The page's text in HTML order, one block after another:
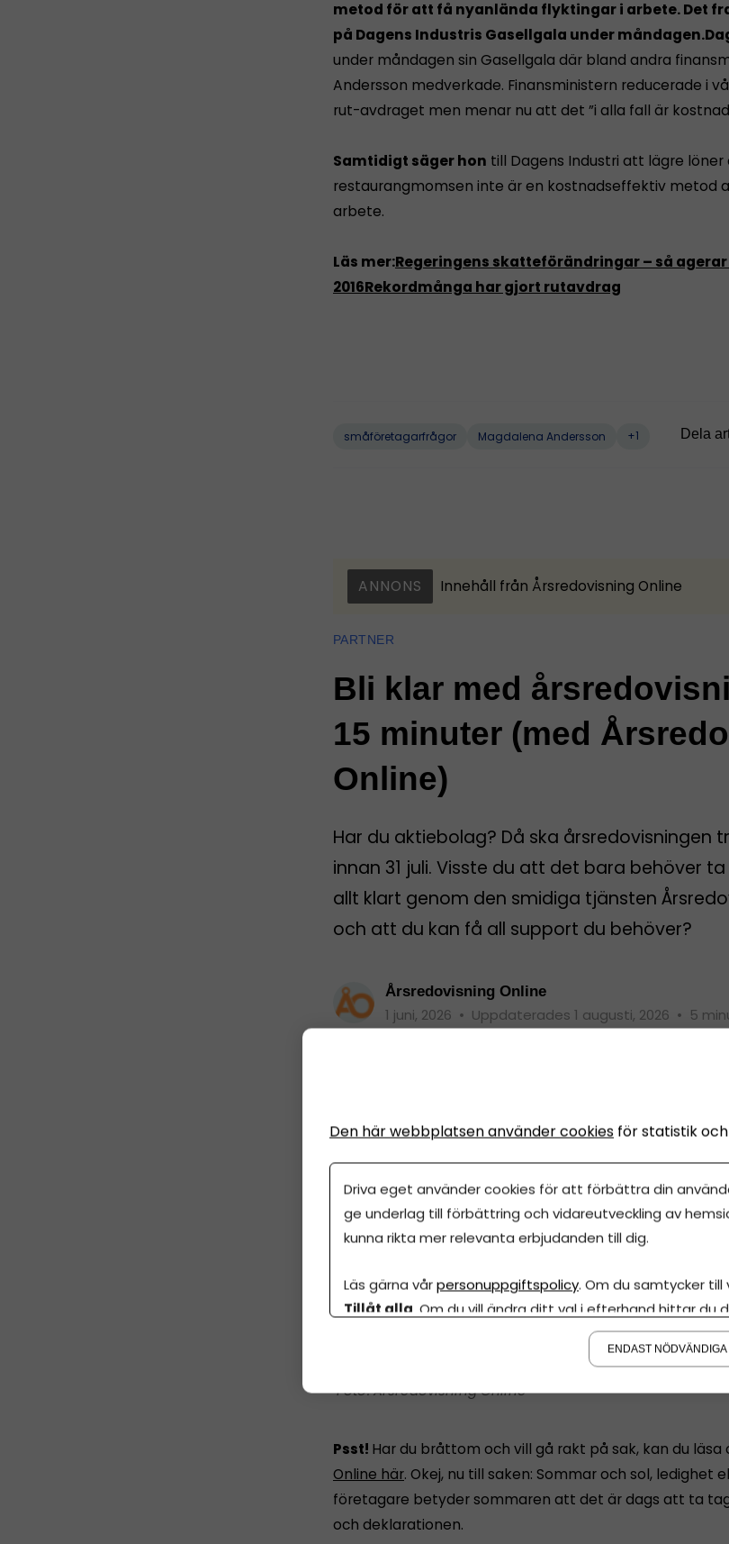
metod för att få nyanlända flyktingar i arbete. Det
på Dagens Industris Gasellgala under måndagen.
under måndagen sin Gasellgala där bland andra
Andersson medverkade. Finansministern reducerade i
rut-avdraget men menar nu att det ”i alla fall är
Samtidigt säger hon till Dagens Industri att lägre löner
restaurangmomsen inte är en kostnadseffektiv metod
arbete.
Läs mer:Regeringens skatteförändringar – så
2016Rekordmånga har gjort rutavdrag
småföretagarfrågor Magdalena Andersson +1 Dela
ANNONS Innehåll från Årsredovisning Online
PARTNER
Bli klar med
15 minuter (med
Online)
Har du aktiebolag? Då ska årsredovisningen
innan 31 juli. Visste du att det bara behöver
allt klart genom den smidiga tjänsten
och att du kan få all support du behöver?
Årsredovisning Online
1 juni, 2026 • Uppdaterades 1 augusti, 2026 • 5
Årsredovisning Online
Psst! Har du bråttom och vill gå rakt på sak, kan du läsa
Online här. Okej, nu till saken: Sommar och sol, ledighet
företagare betyder sommaren att det är dags att ta
och deklarationen.
Den här webbplatsen använder cookies för statistik
Driva eget använder cookies för att förbättra din
ge underlag till förbättring och vidareutveckling av
kunna rikta mer relevanta erbjudanden till dig.
Läs gärna vårpersonuppgiftspolicy. Om du samtycker till
Tillåt alla . Om du vill ändra ditt val i efterhand hittar du
ENDAST NÖDVÄNDIGA